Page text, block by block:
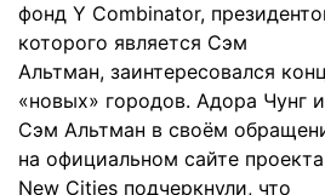
фонд Y Combinator,
которого является Сэм
Альтман, заинтересовался
«новых» городов. Адора Чунг и
Сэм Альтман в своём
на официальном сайте проекта
New Cities подчеркнули, что